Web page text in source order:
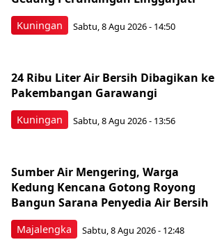
Kuningan Sabtu, 8 Agu 2026 - 14:50
Kuningan
24 Ribu Liter Air Bersih Dibagikan ke
Pakembangan Garawangi
Sabtu, 8 Agu 2026 - 13:56
Majalengka
Sumber Air Mengering, Warga
Kedung Kencana Gotong Royong
Bangun Sarana Penyedia Air Bersih
Sabtu, 8 Agu 2026 - 12:48